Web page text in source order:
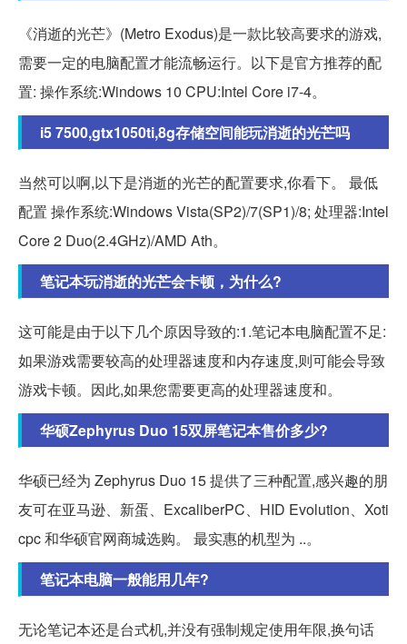
《消逝的光芒》(Metro Exodus)是一款比较高要求的游戏,
需要一定的电脑配置才能流畅运行。以下是官方推荐的配
置: 操作系统:Windows 10 CPU:Intel Core i7-4。
i5 7500,gtx1050ti,8g存储空间能玩消逝的光芒吗
当然可以啊,以下是消逝的光芒的配置要求,你看下。 最低
配置 操作系统:Windows Vista(SP2)/7(SP1)/8; 处理器:Intel
Core 2 Duo(2.4GHz)/AMD Ath。
笔记本玩消逝的光芒会卡顿，为什么?
这可能是由于以下几个原因导致的:1.笔记本电脑配置不足:
如果游戏需要较高的处理器速度和内存速度,则可能会导致
游戏卡顿。因此,如果您需要更高的处理器速度和。
华硕Zephyrus Duo 15双屏笔记本售价多少?
华硕已经为 Zephyrus Duo 15 提供了三种配置,感兴趣的朋
友可在亚马逊、新蛋、ExcaliberPC、HID Evolution、Xoti
cpc 和华硕官网商城选购。 最实惠的机型为 ..。
笔记本电脑一般能用几年?
无论笔记本还是台式机,并没有强制规定使用年限,换句话